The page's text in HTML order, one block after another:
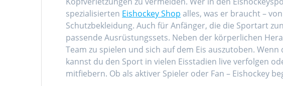
spezialisierten Eishockey Shop alles, was er braucht –
Schutzbekleidung. Auch für Anfänger, die die Sportart
passende Ausrüstungssets. Neben der körperlichen
Team zu spielen und sich auf dem Eis auszutoben.
kannst du den Sport in vielen Eisstadien live verfolgen
mitfiebern. Ob als aktiver Spieler oder Fan – Eishockey